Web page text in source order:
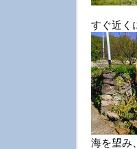
すぐ近く
海を望み